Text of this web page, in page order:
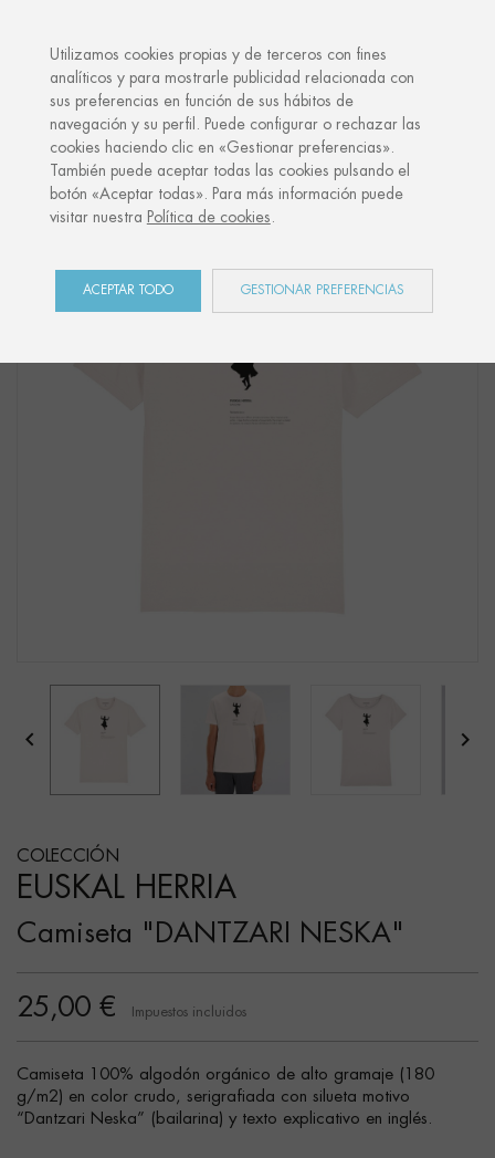
Shop Euskal Herria Camiseta "DANTZARI NESKA"
 
COLECCIÓN
EUSKAL HERRIA
Camiseta "DANTZARI NESKA"
25,00 € Impuestos incluidos
Camiseta 100% algodón orgánico de alto gramaje (180
g/m2) en color crudo, serigrafiada con silueta motivo
“Dantzari Neska” (bailarina) y texto explicativo en inglés.
Utilizamos cookies propias y de terceros con fines
analíticos y para mostrarle publicidad relacionada con
sus preferencias en función de sus hábitos de
navegación y su perfil. Puede configurar o rechazar las
cookies haciendo clic en «Gestionar preferencias».
También puede aceptar todas las cookies pulsando el
botón «Aceptar todas». Para más información puede
visitar nuestra Política de cookies.
ACEPTAR TODO GESTIONAR PREFERENCIAS